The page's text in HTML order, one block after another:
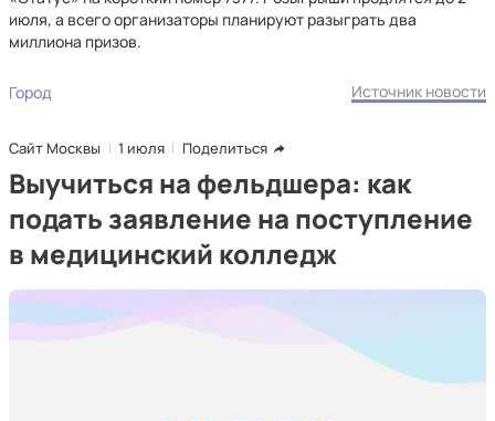
июля, а всего организаторы планируют разыграть два
миллиона призов.
Город Источник новости
Сайт Москвы 1 июля Поделиться
Выучиться на фельдшера: как
подать заявление на поступление
в медицинский колледж